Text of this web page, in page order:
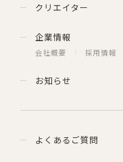
クリエイター
企業情報
会社概要 採用情報
お知らせ
よくあるご質問